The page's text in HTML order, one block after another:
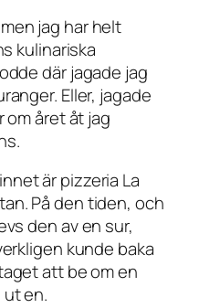
jag har helt
kulinariska
där jagade jag
Eller, jagade
om året åt jag
är pizzeria La
På den tiden, och
den av en sur,
kunde baka
att be om en
en.